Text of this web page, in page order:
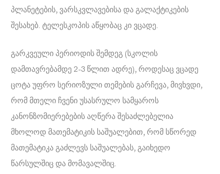
პლანეტების, ვარსკვლავებისა და გალაქტიკების
შესახებ. ტელესკოპის აწყობაც კი ვცადე.
გარკვეული პერიოდის შემდეგ (სკოლის
დამთავრებამდე 2-3 წლით ადრე), როდესაც ვცადე
ცოტა უფრო სერიოზული თემების გარჩევა, მივხვდი,
რომ მთელი ჩვენი უსასრულო სამყაროს
კანონზომიერებების აღწერა შესაძლებელია
მხოლოდ მათემატიკის საშუალებით, რომ სწორედ
მათემატიკა გაძლევს საშუალებას, გაიხედო
წარსულშიც და მომავალშიც.